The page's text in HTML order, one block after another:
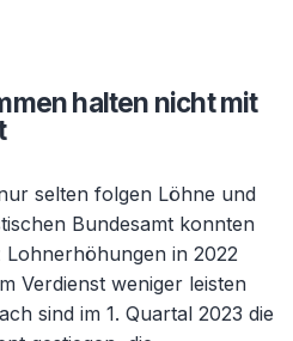
halten nicht mit
selten folgen Löhne und
Bundesamt konnten
in 2022
Verdienst weniger leisten
sind im 1. Quartal 2023 die